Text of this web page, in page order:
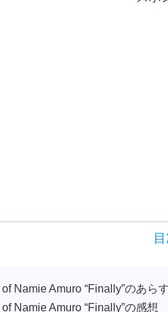
Namie Amuro “Finally”のあら
Namie Amuro “Finally”の感想